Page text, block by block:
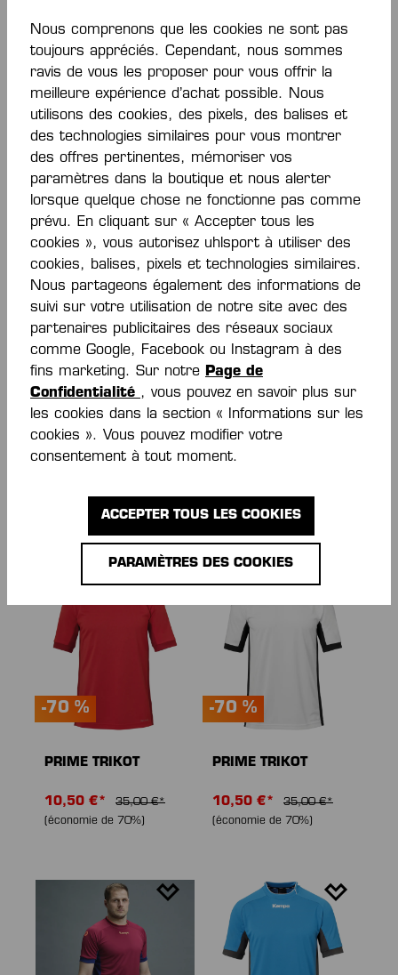
T-SHIRT TEAM GER
De 30,00 €*
-70 %
T-SHIRT
8,40 €* 28,00 €*
(économie de 70%)
-70 %
PRIME TRIKOT
10,50 €* 35,00 €*
(économie de 70%)
-70 %
PRIME TRIKOT
10,50 €* 35,00 €*
(économie de 70%)
-70 %
PRIME TRIKOT
10,50 €*
35,00 €*
(économie de 70%)
-70 %
PRIME TRIKOT
10,50 €*
35,00 €*
(économie de 70%)
Nous comprenons que les cookies ne sont pas
toujours appréciés. Cependant, nous sommes
ravis de vous les proposer pour vous offrir la
meilleure expérience d’achat possible. Nous
utilisons des cookies, des pixels, des balises et
des technologies similaires pour vous montrer
des offres pertinentes, mémoriser vos
paramètres dans la boutique et nous alerter
lorsque quelque chose ne fonctionne pas comme
prévu. En cliquant sur « Accepter tous les
cookies », vous autorisez uhlsport à utiliser des
cookies, balises, pixels et technologies similaires.
Nous partageons également des informations de
suivi sur votre utilisation de notre site avec des
partenaires publicitaires des réseaux sociaux
comme Google, Facebook ou Instagram à des
fins marketing. Sur notre Page de
Confidentialité , vous pouvez en savoir plus sur
les cookies dans la section « Informations sur les
cookies ». Vous pouvez modifier votre
consentement à tout moment.
PARAMÈTRES DES COOKIES
ACCEPTER TOUS LES COOKIES